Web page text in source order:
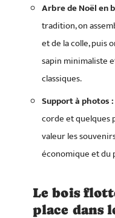
Arbre de Noël en
tradition, on
et de la colle, puis
sapin minimaliste
classiques.
Support à photos :
corde et quelques
valeur les
économique et du
Le bois
place dans